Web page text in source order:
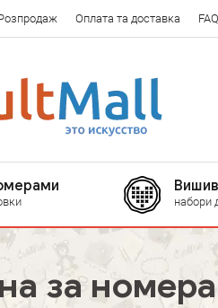
Оплата та доставка FAQ
набори
за